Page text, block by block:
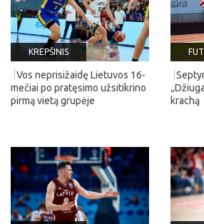
KREPŠINIS
Vos neprisižaidę Lietuvos 16-
mečiai po pratęsimo užsitikrino
pirmą vietą grupėje
krachą